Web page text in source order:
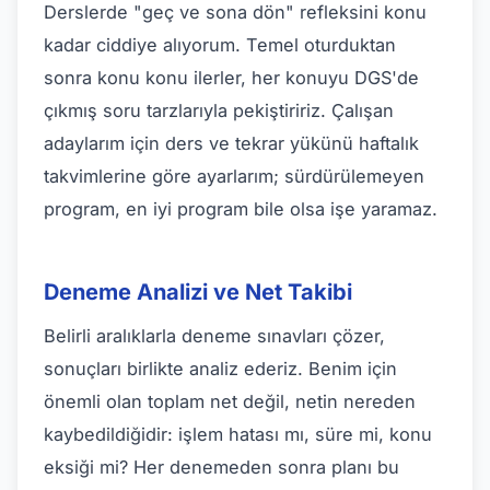
Derslerde "geç ve sona dön" refleksini konu
kadar ciddiye alıyorum. Temel oturduktan
sonra konu konu ilerler, her konuyu DGS'de
çıkmış soru tarzlarıyla pekiştiririz. Çalışan
adaylarım için ders ve tekrar yükünü haftalık
takvimlerine göre ayarlarım; sürdürülemeyen
program, en iyi program bile olsa işe yaramaz.
Deneme Analizi ve Net Takibi
Belirli aralıklarla deneme sınavları çözer,
sonuçları birlikte analiz ederiz. Benim için
önemli olan toplam net değil, netin nereden
kaybedildiğidir: işlem hatası mı, süre mi, konu
eksiği mi? Her denemeden sonra planı bu